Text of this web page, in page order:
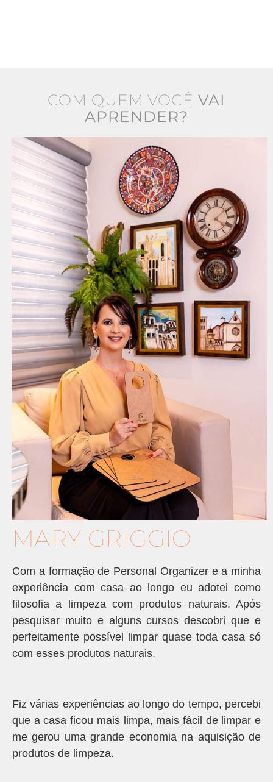
COM QUEM VOCÊ VAI
APRENDER?
MARY GRIGGIO
Com a formação de Personal Organizer e a minha
experiência com casa ao longo eu adotei como
filosofia a limpeza com produtos naturais. Após
pesquisar muito e alguns cursos descobri que e
perfeitamente possível limpar quase toda casa só
com esses produtos naturais.
Fiz várias experiências ao longo do tempo, percebi
que a casa ficou mais limpa, mais fácil de limpar e
me gerou uma grande economia na aquisição de
produtos de limpeza.